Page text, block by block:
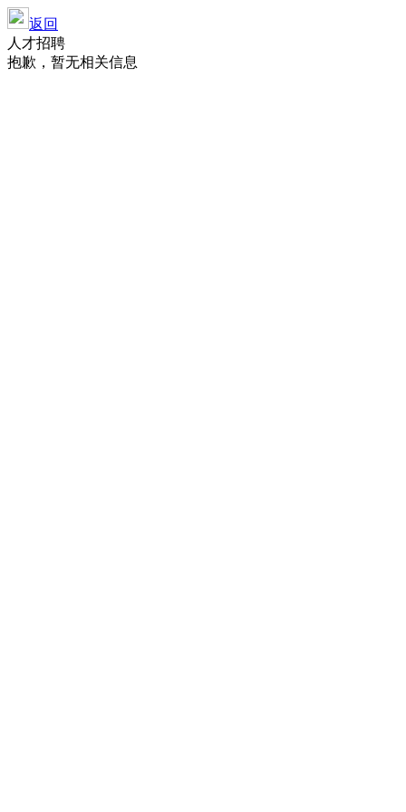
返回
人才招聘
抱歉，暂无相关信息